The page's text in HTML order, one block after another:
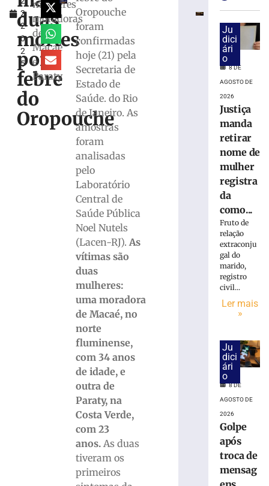
2,
2
0
2
5
duas
mortes
por
febre
do
Oropouche
mulheres
moradoras
de
Macaé
e
Paraty
Oropouche
foram
confirmadas
hoje (21) pela
Secretaria de
Estado de
Saúde. do Rio
de Janeiro. As
amostras
foram
analisadas
pelo
Laboratório
Central de
Saúde Pública
Noel Nutels
(Lacen-RJ).As
vítimas são
duas
mulheres:
uma moradora
de Macaé, no
norte
fluminense,
com 34 anos
de idade, e
outra de
Paraty, na
Costa Verde,
com 23
anos.As duas
tiveram os
primeiros
Paulo
confirma
sarampo;
vacinaram
CERVEJA:
Médico
moderado
Hospital
Ju
dici
ári
o
8 DE
AGOSTO DE
2026
Justiça
manda
retirar
nome de
mulher
registra
da
como...
Fruto de
relação
extraconju
gal do
marido,
registro
civil...
Ler mais
»
Ju
dici
ári
o
8 DE
AGOSTO DE
2026
Golpe
após
troca de
mensag